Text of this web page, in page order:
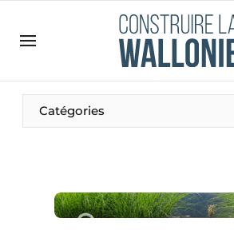
Emploi
Enregistrer une offre d’emploi
Meest gelezen
Catégories